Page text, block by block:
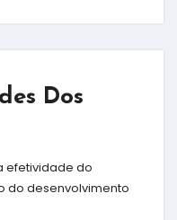
Dos
efetividade do
do desenvolvimento